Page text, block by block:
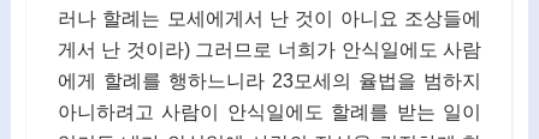
러나 할례는 모세에게서 난 것이 아니요 조상들에
게서 난 것이라) 그러므로 너희가 안식일에도 사람
에게 할례를 행하느니라 23모세의 율법을 범하지
아니하려고 사람이 안식일에도 할례를 받는 일이